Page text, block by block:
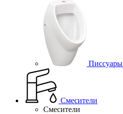
Писсуары
Смесители
Смесители